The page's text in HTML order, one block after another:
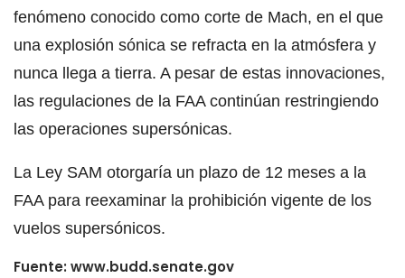
fenómeno conocido como corte de Mach, en el que
una explosión sónica se refracta en la atmósfera y
nunca llega a tierra. A pesar de estas innovaciones,
las regulaciones de la FAA continúan restringiendo
las operaciones supersónicas.
La Ley SAM otorgaría un plazo de 12 meses a la
FAA para reexaminar la prohibición vigente de los
vuelos supersónicos.
Fuente: www.budd.senate.gov